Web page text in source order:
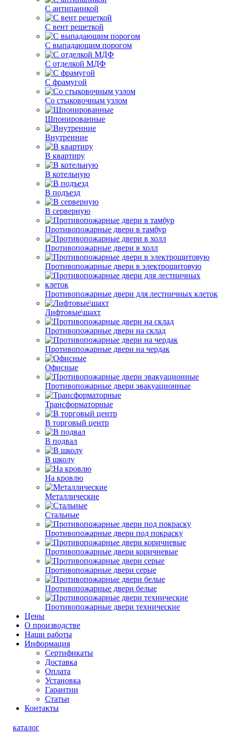
С антипаникой
С вент решеткой
С выпадающим порогом
С отделкой МДФ
С фрамугой
Со стыковочным узлом
Шпонированные
Внутренние
В квартиру
В котельную
В подъезд
В серверную
Противопожарные двери в тамбур
Противопожарные двери в холл
Противопожарные двери в электрощитовую
Противопожарные двери для лестничных клеток
Лифтовые\шахт
Противопожарные двери на склад
Противопожарные двери на чердак
Офисные
Противопожарные двери эвакуационные
Трансформаторные
В торговый центр
В подвал
В школу
На кровлю
Металлические
Стальные
Противопожарные двери под покраску
Противопожарные двери коричневые
Противопожарные двери серые
Противопожарные двери белые
Противопожарные двери технические
Цены
О производстве
Наши работы
Информация
Сертификаты
Доставка
Оплата
Установка
Гарантии
Статьи
Контакты
каталог